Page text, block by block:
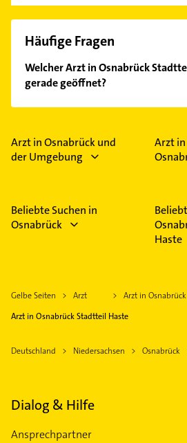
Häufige Fragen
Welcher Arzt in Osnabrück
gerade geöffnet?
Im Anbieter-Bereich finden Sie alle
Feiertagen abweichen können.
Arzt in Osnabrück und
der Umgebung
Arzt
Beliebte Suchen in
Osnabrück
Haste
Gelbe Seiten Arzt
Arzt in Osnabrück
Arzt in Osnabrück Stadtteil Haste
Deutschland Niedersachsen Osnabrück
Dialog & Hilfe
Ansprechpartner